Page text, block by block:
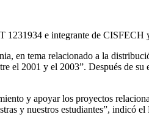
e integrante de CISFECH
en tema relacionado a la
2001 y el 2003”. Después de
y apoyar los proyectos
y nuestros estudiantes”, indicó el